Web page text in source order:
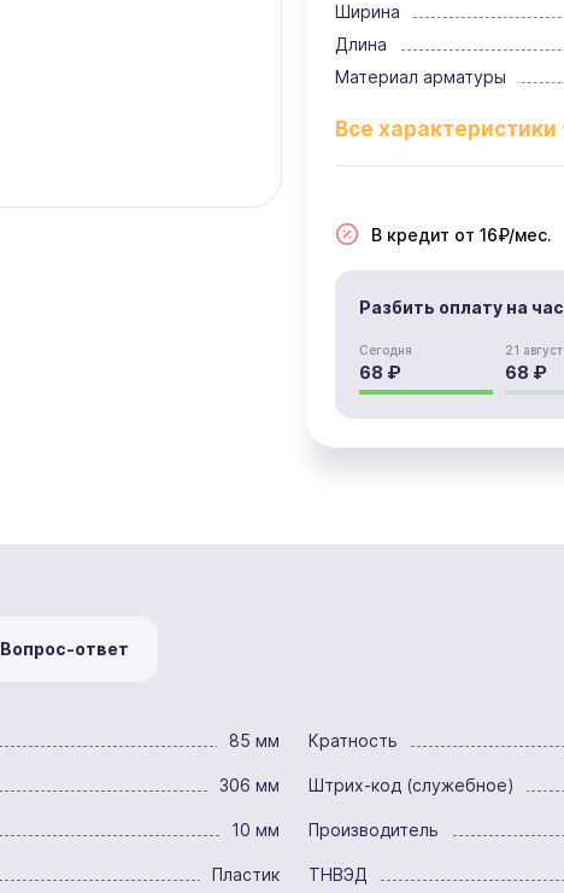
Ширина
Длина
Материал арматуры
В кредит от 16₽/мес.
Разбить оплату на
Сегодня
68 ₽
21
68 ₽
Вопрос-ответ
85 мм
306 мм
10 мм
Пластик
Кратность
Штрих-код (служебное)
Производитель
ТНВЭД